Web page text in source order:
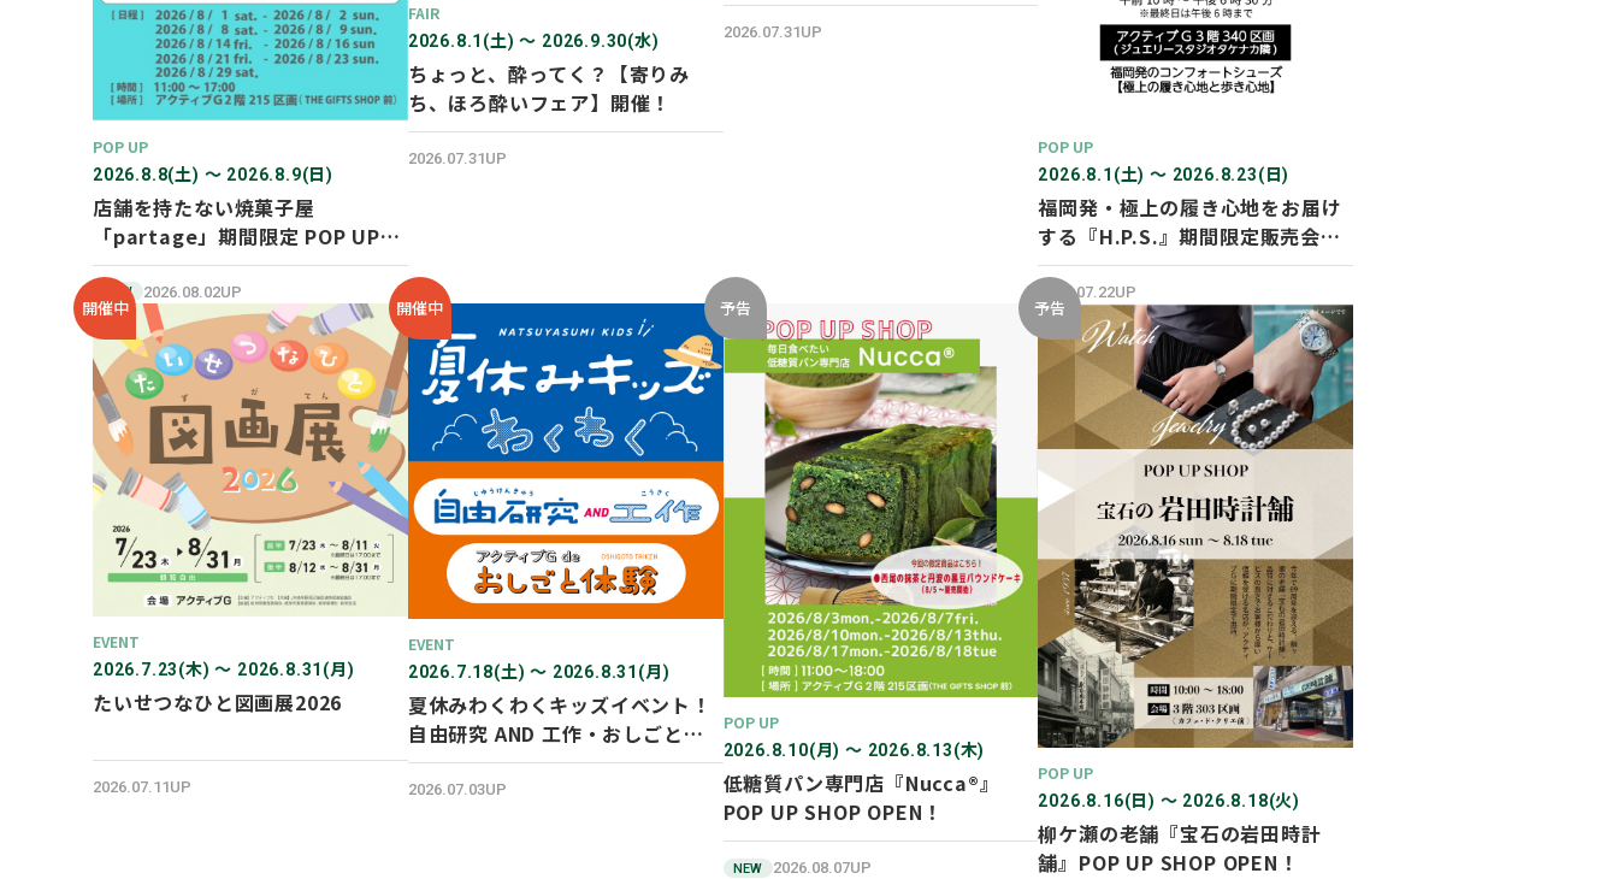
POP UP
2026.8.8(土) 〜 2026.8.9(日)
店舗を持たない焼菓子屋
「partage」期間限定 POP UP
SHOP オープン！
NEW 2026.08.02UP
FAIR
2026.8.1(土) 〜 2026.9.30(水)
ちょっと、酔ってく？【寄りみ
ち、ほろ酔いフェア】開催！
2026.07.31UP
2026.07.31UP
POP UP
2026.8.1(土) 〜 2026.8.23(日)
福岡発・極上の履き心地をお届け
する『H.P.S.』期間限定販売会を
開催✨
2026.07.22UP
開催中
EVENT
2026.7.23(木) 〜 2026.8.31(月)
たいせつなひと図画展2026
2026.07.11UP
開催中
EVENT
2026.7.18(土) 〜 2026.8.31(月)
夏休みわくわくキッズイベント！
自由研究 AND 工作・おしごと体
験！
2026.07.03UP
予告
POP UP
2026.8.10(月) 〜 2026.8.13(木)
低糖質パン専門店『Nucca®』
POP UP SHOP OPEN！
NEW 2026.08.07UP
予告
POP UP
2026.8.16(日) 〜 2026.8.18(火)
柳ケ瀬の老舗『宝石の岩田時計
舗』POP UP SHOP OPEN！